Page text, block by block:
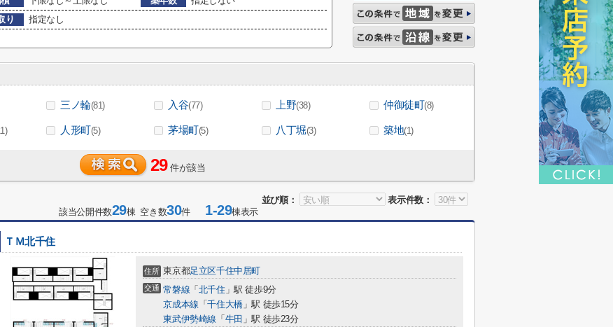
り
指定なし
三ノ輪(81) 入谷(77) 上野(38) 仲御徒町(8)
人形町(5) 茅場町(5) 八丁堀(3) 築地(1)
29 件が該当
並び順：
表示件数：
該当公開件数29棟 空き数30件1-29棟表示
ＴＭ北千住
住所 東京都足立区千住中居町
交通 常磐線 「 北千住 」駅 徒歩9分
京成本線 「千住大橋」駅 徒歩15分
東武伊勢崎線 「 牛田 」駅 徒歩23分